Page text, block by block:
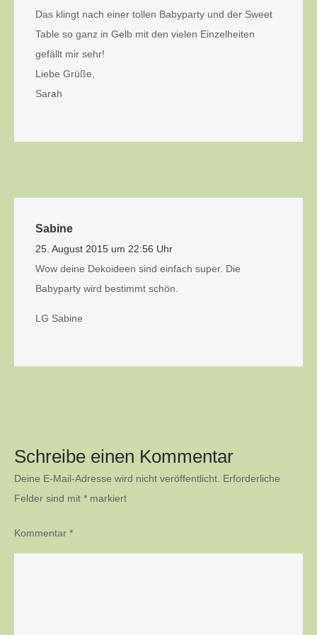
Das klingt nach einer tollen Babyparty und der Sweet
Table so ganz in Gelb mit den vielen Einzelheiten
gefällt mir sehr!
Liebe Grüße,
Sarah
Sabine
25. August 2015 um 22:56 Uhr
Wow deine Dekoideen sind einfach super. Die
Babyparty wird bestimmt schön.
LG Sabine
Schreibe einen Kommentar
Deine E-Mail-Adresse wird nicht veröffentlicht. Erforderliche
Felder sind mit * markiert
Kommentar *